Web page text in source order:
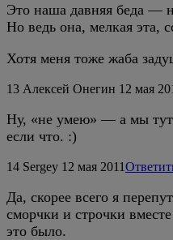
Это наша давняя беда —
Но ведь она, мелкая эта,
Хотя меня тоже жаба
13 Алексей Онегин 12 мая
Ну, «не умею» — а мы
если что. :)
14 Sergey 12 мая 2011
Да, скорее всего я
сморчки и строчки
это было.